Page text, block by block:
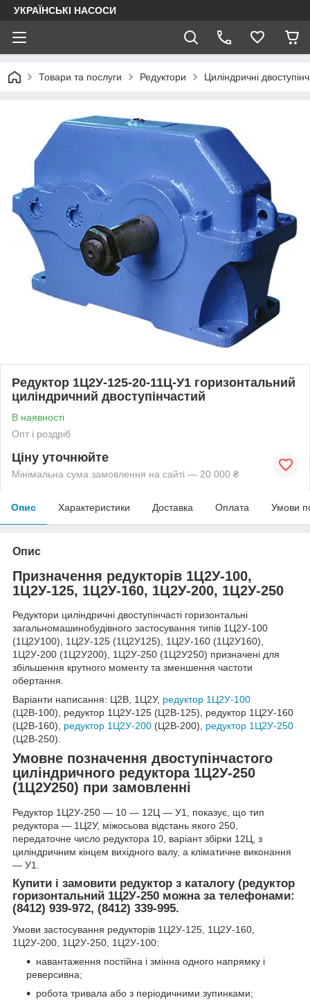
УКРАЇНСЬКІ НАСОСИ
Товари та послуги Редуктори Циліндричні
Редуктор 1Ц2У-125-20-11Ц-У1 горизонтальний
циліндричний двоступінчастий
В наявності
Опт і роздріб
Ціну уточнюйте
Мінімальна сума замовлення на сайті — 20 000 ₴
Опис Характеристики Доставка Оплата Умови
Опис
Призначення редукторів 1Ц2У-100,
1Ц2У-125, 1Ц2У-160, 1Ц2У-200, 1Ц2У-250
Редуктори циліндричні двоступінчасті горизонтальні
загальномашинобудівного застосування типів 1Ц2У-100
(1Ц2У100), 1Ц2У-125 (1Ц2У125), 1Ц2У-160 (1Ц2У160),
1Ц2У-200 (1Ц2У200), 1Ц2У-250 (1Ц2У250) призначені для
збільшення крутного моменту та зменшення частоти
обертання.
Варіанти написання: Ц2В, 1Ц2У, редуктор 1Ц2У-100
(Ц2В-100), редуктор 1Ц2У-125 (Ц2В-125), редуктор 1Ц2У-160
(Ц2В-160), редуктор 1Ц2У-200 (Ц2В-200), редуктор 1Ц2У-250
(Ц2В-250).
Умовне позначення двоступінчастого
циліндричного редуктора 1Ц2У-250
(1Ц2У250) при замовленні
Редуктор 1Ц2У-250 ― 10 ― 12Ц ― У1, показує, що тип
редуктора ― 1Ц2У, міжосьова відстань якого 250,
передаточне число редуктора 10, варіант збірки 12Ц, з
циліндричним кінцем вихідного валу, а кліматичне виконання
― У1.
Купити і замовити редуктор з каталогу (редуктор
горизонтальний 1Ц2У-250 можна за телефонами:
(8412) 939-972, (8412) 339-995.
Умови застосування редукторів 1Ц2У-125, 1Ц2У-160,
1Ц2У-200, 1Ц2У-250, 1Ц2У-100:
навантаження постійна і змінна одного напрямку і
реверсивна;
робота тривала або з періодичними зупинками;